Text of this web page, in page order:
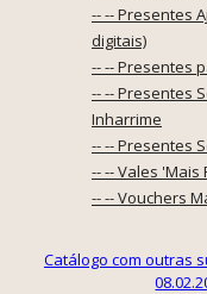
-- -- Presentes
digitais)
-- -- Presentes
-- -- Presentes
Inharrime
-- -- Presentes
-- -- Vales
-- -- Vouchers
Catálogo com outras